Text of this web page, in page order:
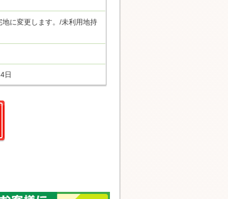
に変更します。/未利用地持
日